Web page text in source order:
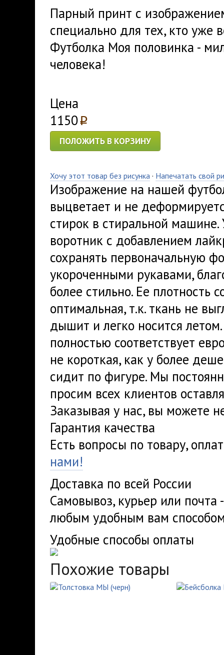
Парный принт с
специально для тех, кто уже
Футболка Моя половинка -
человека!
Цена
1150p
ПОЛОЖИТЬ В КОРЗИНУ
Хочу этот товар без рисунка · Напечатать свой
Изображение на нашей
выцветает и не
стирок в стиральной
воротник с добавлением
сохранять первоначальную
укороченными рукавами,
более стильно. Ее плотность
оптимальная, т.к. ткань не
дышит и легко носится
полностью соответствует
не короткая, как у более
сидит по фигуре. Мы
просим всех клиентов
Заказывая у нас, вы можете
Гарантия качества
Есть вопросы по товару,
нами!
Доставка по всей России
Самовывоз, курьер или
любым удобным вам
Удобные способы оплаты
Похожие товары